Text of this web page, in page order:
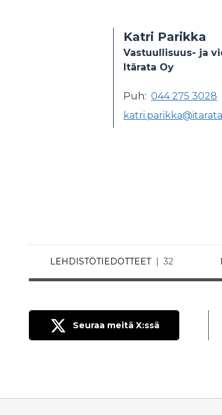
Katri Parikka
Vastuullisuus- ja
Itärata Oy
Puh: 044 275 3028
LEHDISTÖTIEDOTTEET 32
Seuraa meitä X:ssä